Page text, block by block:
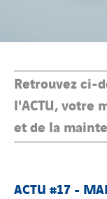
Retrouvez ci-
l'ACTU, votre
et de la
ACTU #17 -